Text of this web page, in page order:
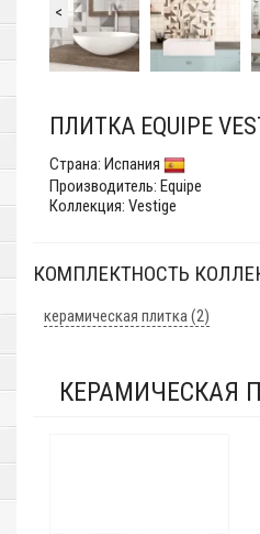
<
ПЛИТКА EQUIPE
Страна: Испания
Производитель: Equipe
Коллекция: Vestige
КОМПЛЕКТНОСТЬ
керамическая плитка (2)
КЕРАМИЧЕСКАЯ